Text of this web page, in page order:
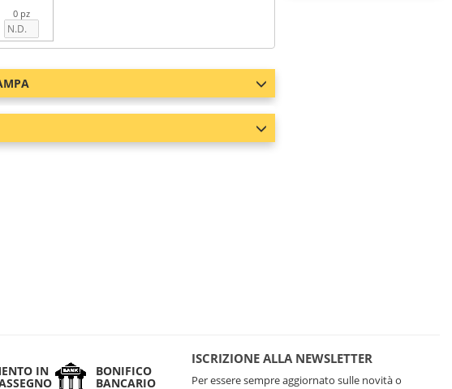
0 pz
IN BONIFICO
BANCARIO
ISCRIZIONE ALLA NEWSLETTER
Per essere sempre aggiornato sulle novità o